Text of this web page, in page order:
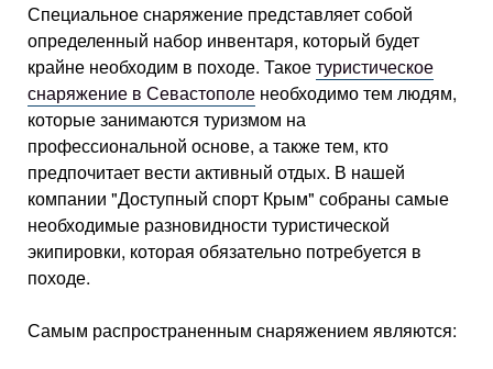
Специальное снаряжение представляет собой
определенный набор инвентаря, который будет
крайне необходим в походе. Такоетуристическое
снаряжение в Севастополе необходимо тем людям,
которые занимаются туризмом на
профессиональной основе, а также тем, кто
предпочитает вести активный отдых. В нашей
компании "Доступный спорт Крым" собраны самые
необходимые разновидности туристической
экипировки, которая обязательно потребуется в
походе.
Самым распространенным снаряжением являются: